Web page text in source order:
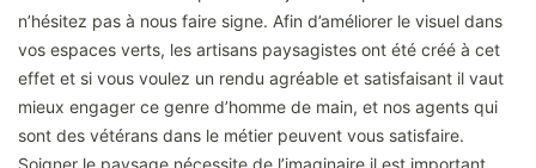
n’hésitez pas à nous faire signe. Afin d’améliorer le visuel dans
vos espaces verts, les artisans paysagistes ont été créé à cet
effet et si vous voulez un rendu agréable et satisfaisant il vaut
mieux engager ce genre d’homme de main, et nos agents qui
sont des vétérans dans le métier peuvent vous satisfaire.
Soigner le paysage nécessite de l’imaginaire il est important